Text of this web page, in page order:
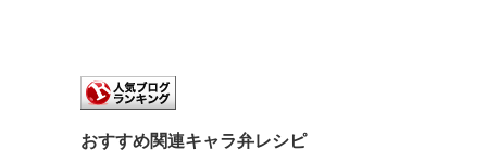
おすすめ関連キャラ弁レシピ